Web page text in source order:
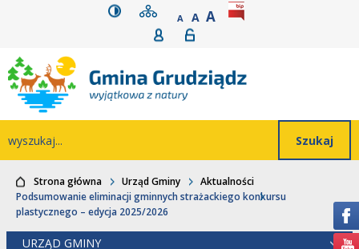
Przejdź do głównego
Przejdź do treści
Przejdź do
wyszukiwarki
Przejdź do mapywersja kontrastowa
mapa serwisu
A POMNIEJSZ CZCIONKĘ
A STANDARDOWY ROZMIAR
A POWIĘKSZ
rozmiar czcionki
Rejestracja
Strona główna Urząd Gminy
Aktualności
Podsumowanie eliminacji gminnych strażackiego konkursu
plastycznego – edycja 2025/2026
URZĄD GMINY